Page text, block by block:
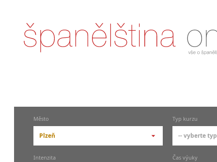
Město
Plzeň
-- vyberte město --
Typ kurzu
-- vyberte
-- vyberte
Intenzita Čas výuky